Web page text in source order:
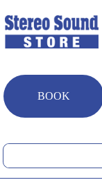
BOOK
HOME 音楽ソフト